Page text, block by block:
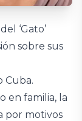
‘Gato’
sobre sus
Cuba.
en familia, la
por motivos